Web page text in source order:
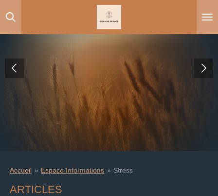
au
Accueil » Espace Informations » Stress
ARTICLES